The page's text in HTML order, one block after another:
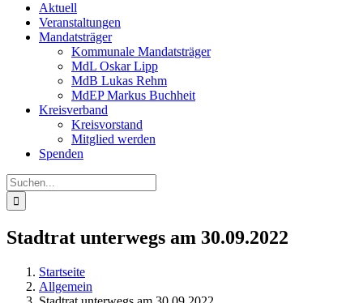
Aktuell
Veranstaltungen
Mandatsträger
Kommunale Mandatsträger
MdL Oskar Lipp
MdB Lukas Rehm
MdEP Markus Buchheit
Kreisverband
Kreisvorstand
Mitglied werden
Spenden
Suche
nach:
Stadtrat unterwegs am 30.09.2022
Startseite
Allgemein